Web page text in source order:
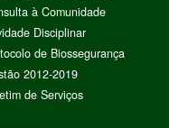
à Comunidade
Disciplinar
de Biossegurança
2012-2019
de Serviços